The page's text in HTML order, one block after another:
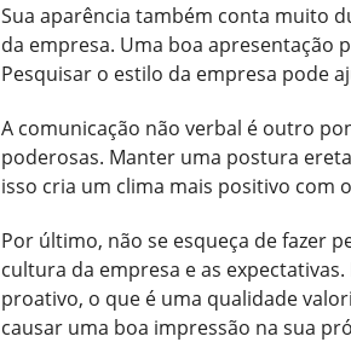
Sua aparência também conta muito
da empresa. Uma boa apresentação
Pesquisar o estilo da empresa pode
A comunicação não verbal é outro
poderosas. Manter uma postura
isso cria um clima mais positivo com
Por último, não se esqueça de fazer
cultura da empresa e as
proativo, o que é uma qualidade
causar uma boa impressão na sua